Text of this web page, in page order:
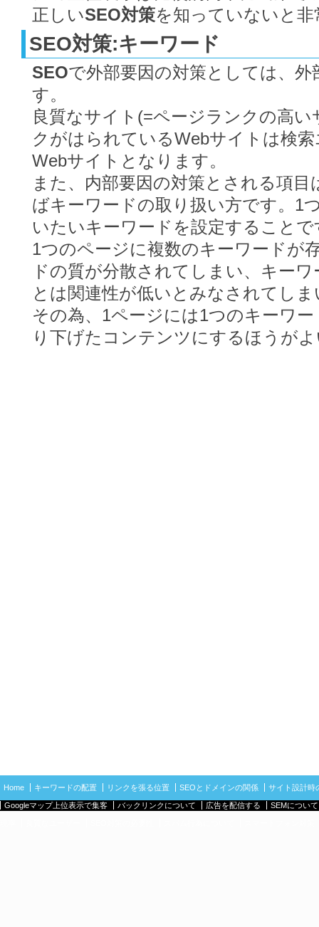
正しいSEO対策を知っていないと
SEO対策:キーワード
SEOで外部要因の対策としては、
す。
良質なサイト(=ページランクの高
クがはられているWebサイトは検
Webサイトとなります。
また、内部要因の対策とされる項
ばキーワードの取り扱い方です。1
いたいキーワードを設定することで
1つのページに複数のキーワードが
ドの質が分散されてしまい、キー
とは関連性が低いとみなされてし
その為、1ページには1つのキーワ
り下げたコンテンツにするほうが
Home キーワードの配置 リンクを張る位置 SEOとドメインの関係 サイト設計時
Googleマップ上位表示で集客 バックリンクについて 広告を配信する SEMについて